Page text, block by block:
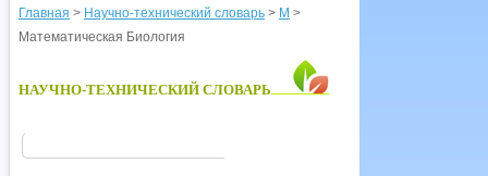
Главная > Научно-технический словарь > М >
Математическая Биология
НАУЧНО-ТЕХНИЧЕСКИЙ СЛОВАРЬ